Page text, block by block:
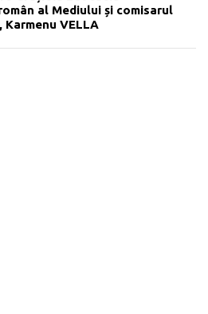
al Mediului și comisarul
VELLA